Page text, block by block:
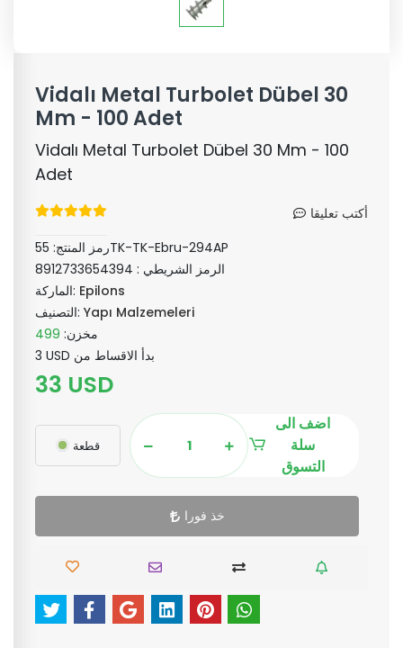
Vidalı Metal Turbolet Dübel 30
Mm - 100 Adet
Vidalı Metal Turbolet Dübel 30 Mm - 100
Adet
أكتب تعليقا
رمز المنتج:55TK-TK-Ebru-294AP
الرمز الشريطي : 8912733654394
الماركة: Epilons
التصنيف: Yapı Malzemeleri
مخزن: 499
3 USD بدأ الاقساط من
33 USD
قطعة
اضف الى
سلة
التسوق
خذ فورا